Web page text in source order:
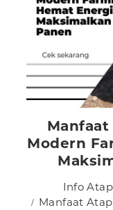
Modern
Info
Manfaat